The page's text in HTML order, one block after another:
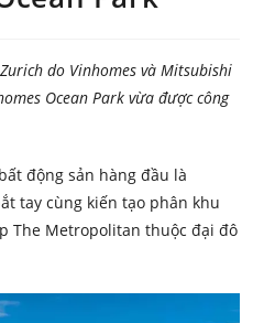
do Vinhomes và Mitsubishi
Ocean Park vừa được công
động sản hàng đầu là
tay cùng kiến tạo phân khu
The Metropolitan thuộc đại đô